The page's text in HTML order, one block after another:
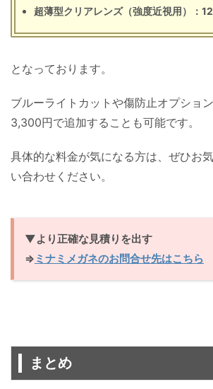
超薄型クリアレンズ（強度近視用）：
となっております。
ブルーライトカットや傷防止オプショ
3,300円で追加することも可能です。
具体的な料金が気になる方は、ぜひお
い合わせください。
▼より正確な見積りを出す
⇒ ミナミメガネのお問合せ先はこちら
まとめ